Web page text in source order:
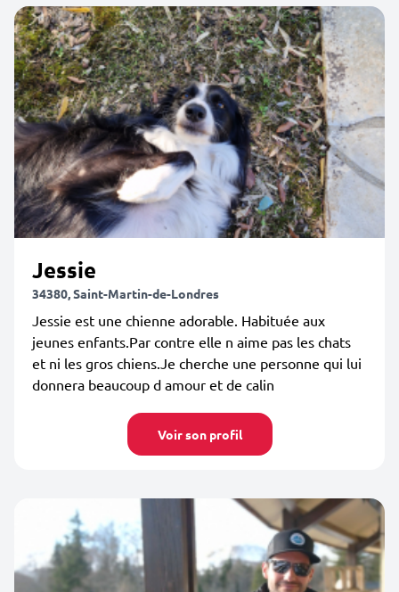
Jessie
34380, Saint-Martin-de-Londres
Jessie est une chienne adorable. Habituée aux
jeunes enfants.Par contre elle n aime pas les chats
et ni les gros chiens.Je cherche une personne qui lui
donnera beaucoup d amour et de calin
Voir son profil